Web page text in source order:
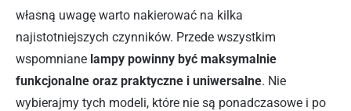
własną uwagę warto nakierować na kilka
najistotniejszych czynników. Przede wszystkim
wspomniane lampy powinny być maksymalnie
funkcjonalne oraz praktyczne i uniwersalne. Nie
wybierajmy tych modeli, które nie są ponadczasowe i po